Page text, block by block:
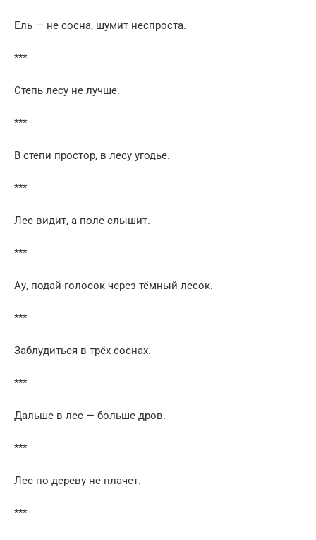
Ель — не сосна, шумит неспроста.
***
Степь лесу не лучше.
***
В степи простор, в лесу угодье.
***
Лес видит, а поле слышит.
***
Ау, подай голосок через тёмный лесок.
***
Заблудиться в трёх соснах.
***
Дальше в лес — больше дров.
***
Лес по дереву не плачет.
***